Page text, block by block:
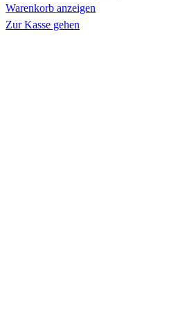
Warenkorb anzeigen
Zur Kasse gehen